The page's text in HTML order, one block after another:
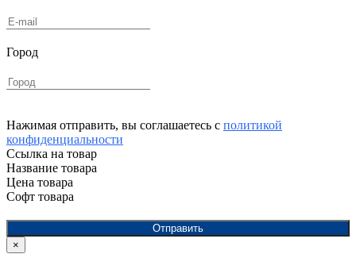
Город
Нажимая отправить, вы соглашаетесь с политикой
конфиденциальности
Ссылка на товар
Название товара
Цена товара
Софт товара
Отправить
×